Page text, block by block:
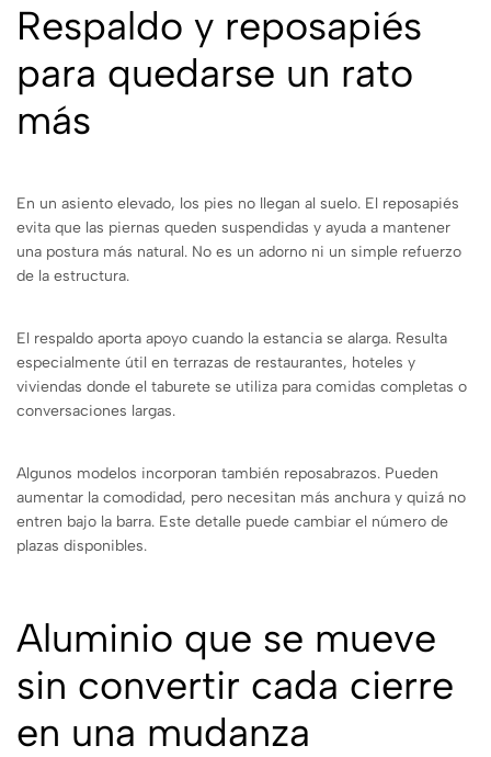
Respaldo y reposapiés
para quedarse un rato
más
En un asiento elevado, los pies no llegan al suelo. El reposapiés
evita que las piernas queden suspendidas y ayuda a mantener
una postura más natural. No es un adorno ni un simple refuerzo
de la estructura.
El respaldo aporta apoyo cuando la estancia se alarga. Resulta
especialmente útil en terrazas de restaurantes, hoteles y
viviendas donde el taburete se utiliza para comidas completas o
conversaciones largas.
Algunos modelos incorporan también reposabrazos. Pueden
aumentar la comodidad, pero necesitan más anchura y quizá no
entren bajo la barra. Este detalle puede cambiar el número de
plazas disponibles.
Aluminio que se mueve
sin convertir cada cierre
en una mudanza